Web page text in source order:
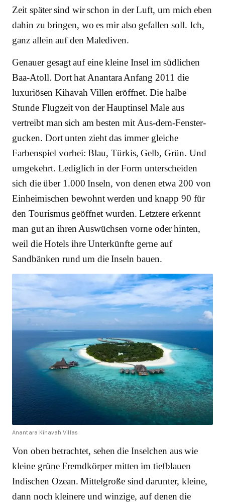
Zeit später sind wir schon in der Luft, um mich eben
dahin zu bringen, wo es mir also gefallen soll. Ich,
ganz allein auf den Malediven.
Genauer gesagt auf eine kleine Insel im südlichen
Baa-Atoll. Dort hat Anantara Anfang 2011 die
luxuriösen Kihavah Villen eröffnet. Die halbe
Stunde Flugzeit von der Hauptinsel Male aus
vertreibt man sich am besten mit Aus-dem-Fenster-
gucken. Dort unten zieht das immer gleiche
Farbenspiel vorbei: Blau, Türkis, Gelb, Grün. Und
umgekehrt. Lediglich in der Form unterscheiden
sich die über 1.000 Inseln, von denen etwa 200 von
Einheimischen bewohnt werden und knapp 90 für
den Tourismus geöffnet wurden. Letztere erkennt
man gut an ihren Auswüchsen vorne oder hinten,
weil die Hotels ihre Unterkünfte gerne auf
Sandbänken rund um die Inseln bauen.
Anantara Kihavah Villas
Von oben betrachtet, sehen die Inselchen aus wie
kleine grüne Fremdkörper mitten im tiefblauen
Indischen Ozean. Mittelgroße sind darunter, kleine,
dann noch kleinere und winzige, auf denen die